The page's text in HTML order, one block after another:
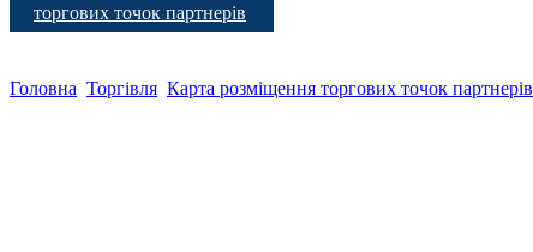
торгових точок партнерів
Головна Торгівля Карта розміщення торгових точок партнерів